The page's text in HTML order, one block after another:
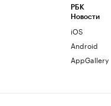
РБК
Новости
iOS
Android
AppGallery